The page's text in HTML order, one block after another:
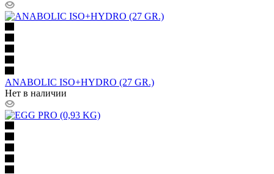
ANABOLIC ISO+HYDRO (27 GR.)
Нет в наличии